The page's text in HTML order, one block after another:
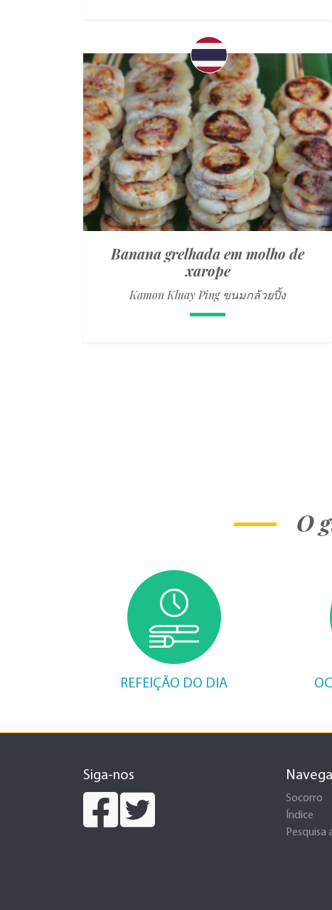
Banana grelhada em molho de
xarope
Kamon Kluay Ping ขนมกล้วยปิ้ง
O
REFEIÇÃO DO DIA
Siga-nos
Socorro
Índice
Pesquisa